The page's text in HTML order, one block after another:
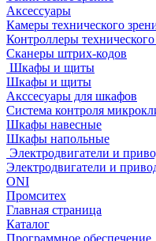
Аксессуары
Камеры технического
Контроллеры
Сканеры штрих-кодов
Шкафы и щиты
Шкафы и щиты
Акссесуары для шкафов
Система контроля
Шкафы навесные
Шкафы напольные
Электродвигатели и
Электродвигатели и
ONI
Промситех
Главная страница
Каталог
Программное обеспечение